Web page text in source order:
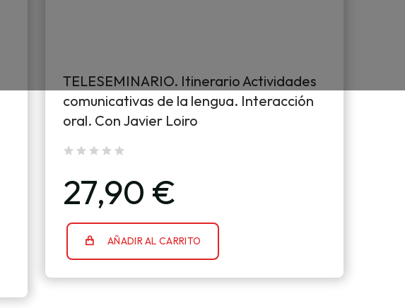
TELESEMINARIO. Itinerario Actividades
comunicativas de la lengua. Interacción
oral. Con Javier Loiro
27,90 €
AÑADIR AL CARRITO